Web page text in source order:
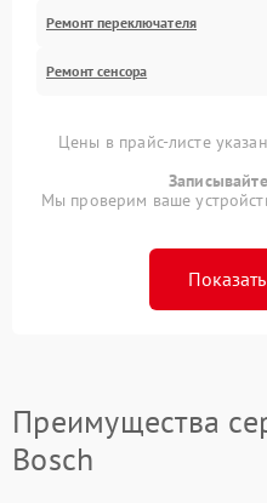
Ремонт переключателя
Ремонт сенсора
Цены в прайс-листе
Мы проверим ваше
Преимущества
Bosch